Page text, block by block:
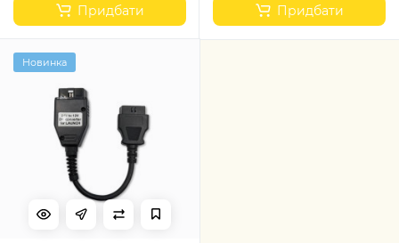
Придбати Придбати
Новинка